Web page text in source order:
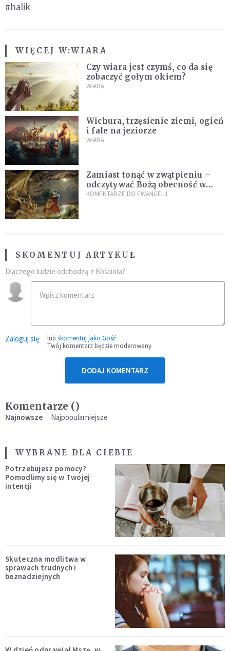
#halik
WIĘCEJ W:WIARA
Czy wiara jest czymś, co da się
zobaczyć gołym okiem?
WIARA
Wichura, trzęsienie ziemi, ogień
i fale na jeziorze
WIARA
Zamiast tonąć w zwątpieniu –
odczytywać Bożą obecność w
burzach codziennego życia
KOMENTARZE DO EWANGELII
SKOMENTUJ ARTYKUŁ
Dlaczego ludzie odchodzą z Kościoła?
Zaloguj się lub skomentuj jako Gość
Twój komentarz będzie moderowany
DODAJ KOMENTARZ
Komentarze ()
Najnowsze Najpopularniejsze
WYBRANE DLA CIEBIE
Potrzebujesz pomocy?
Pomodlimy się w Twojej
intencji
Skuteczna modlitwa w
sprawach trudnych i
beznadziejnych